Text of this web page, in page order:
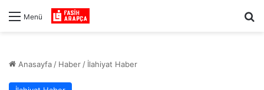
Menü
Anasayfa / Haber / İlahiyat Haber